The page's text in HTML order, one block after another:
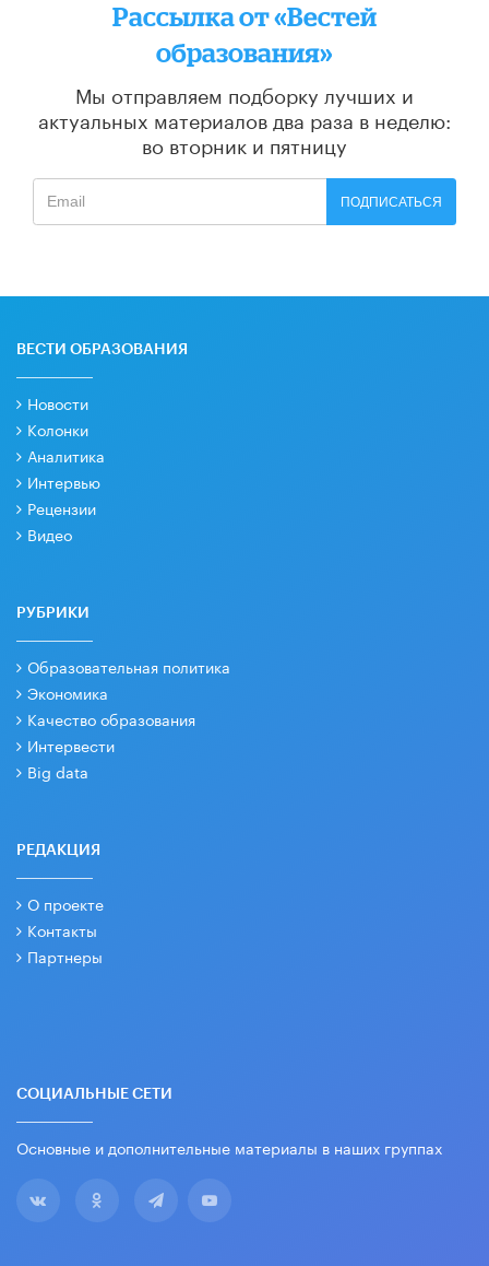
Рассылка от «Вестей
образования»
Мы отправляем подборку лучших и
актуальных материалов два раза в неделю:
во вторник и пятницу
ПОДПИСАТЬСЯ
ВЕСТИ ОБРАЗОВАНИЯ
Новости
Колонки
Аналитика
Интервью
Рецензии
Видео
РУБРИКИ
Образовательная политика
Экономика
Качество образования
Интервести
Big data
РЕДАКЦИЯ
О проекте
Контакты
Партнеры
СОЦИАЛЬНЫЕ СЕТИ
Основные и дополнительные материалы в наших группах